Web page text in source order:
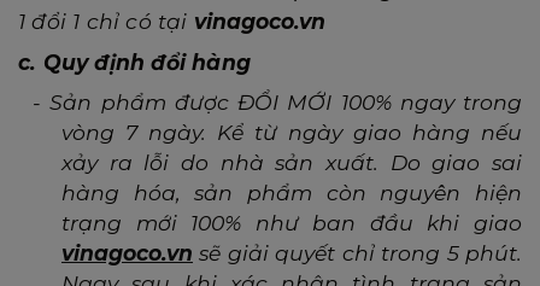
1 đổi 1 chỉ có tại vinagoco.vn
c. Quy định đổi hàng
- Sản phẩm được ĐỔI MỚI 100% ngay trong
vòng 7 ngày. Kể từ ngày giao hàng nếu
xảy ra lỗi do nhà sản xuất. Do giao sai
hàng hóa, sản phẩm còn nguyên hiện
trạng mới 100% như ban đầu khi giao
vinagoco.vn sẽ giải quyết chỉ trong 5 phút.